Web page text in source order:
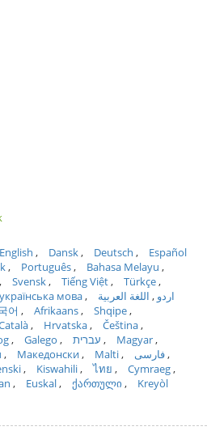
English Dansk Deutsch
Español
Português
Bahasa Melayu
Svensk Tiếng Việt
Türkçe
українська мова اردو
اللغة العربية
어 Afrikaans
Shqipe
Hrvatska
Čeština
Galego עברית
Magyar
Македонски Malti
فارسی
Kiswahili ไทย
Cymraeg
Euskal ქართული
Kreyòl